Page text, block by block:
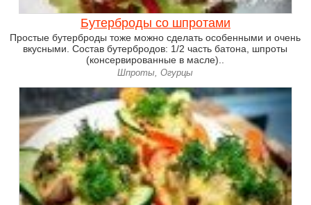
Бутерброды со шпротами
Простые бутерброды тоже можно сделать особенными и очень
вкусными. Состав бутербродов: 1/2 часть батона, шпроты
(консервированные в масле)..
Шпроты, Огурцы